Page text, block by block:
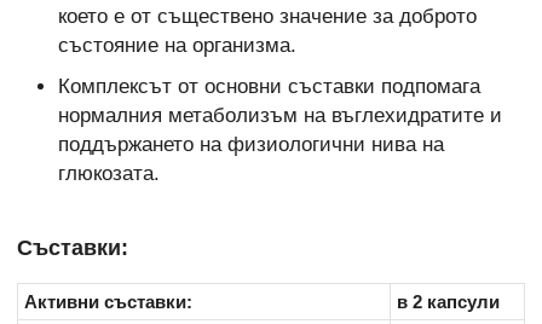
което е от съществено значение за доброто
състояние на организма.
Комплексът от основни съставки подпомага
нормалния метаболизъм на въглехидратите и
поддържането на физиологични нива на
глюкозата.
Съставки:
Активни съставки: в 2 капсули